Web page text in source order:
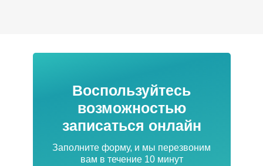
Воспользуйтесь
возможностью
записаться онлайн
Заполните форму, и мы перезвоним
вам в течение 10 минут